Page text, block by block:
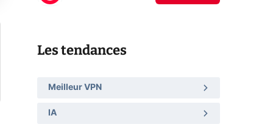
Les tendances
Meilleur VPN
IA